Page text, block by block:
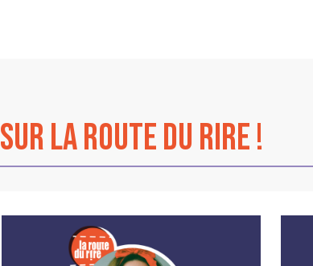
sur La Route du Rire !